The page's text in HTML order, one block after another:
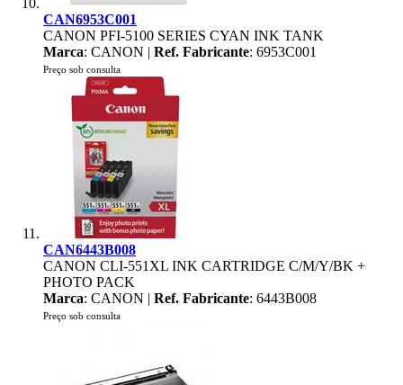
CAN6953C001
CANON PFI-5100 SERIES CYAN INK TANK
Marca: CANON | Ref. Fabricante: 6953C001
Preço sob consulta
CAN6443B008
CANON CLI-551XL INK CARTRIDGE C/M/Y/BK +
PHOTO PACK
Marca: CANON | Ref. Fabricante: 6443B008
Preço sob consulta